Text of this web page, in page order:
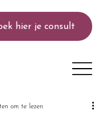
hier je consult
om te lezen